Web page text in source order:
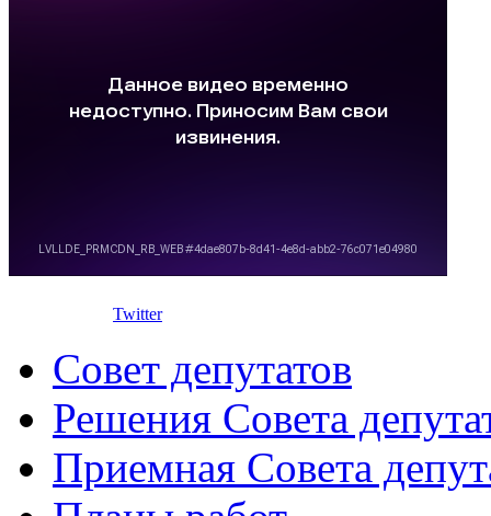
Twitter
Совет депутатов
Решения Совета
Приемная Совета